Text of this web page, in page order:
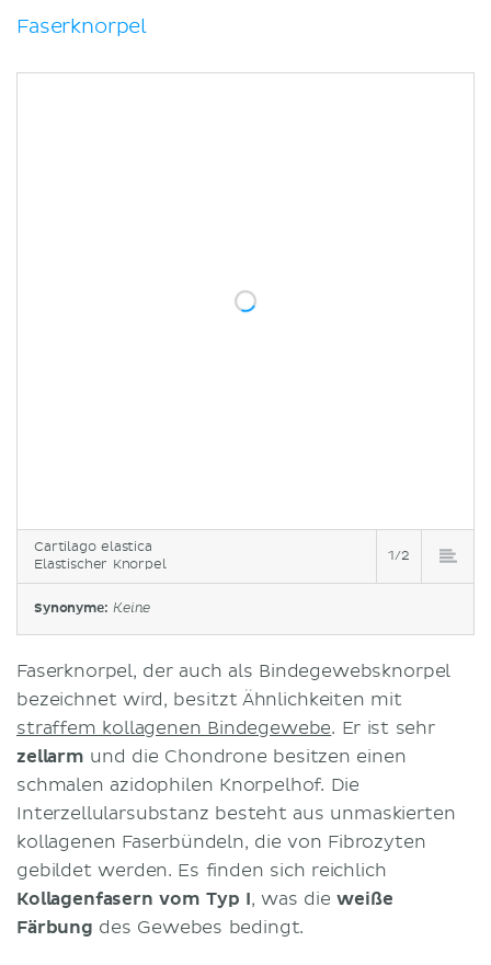
Faserknorpel
Cartilago elastica
Elastischer Knorpel
1/2
Synonyme: Keine
Faserknorpel, der auch als Bindegewebsknorpel
bezeichnet wird, besitzt Ähnlichkeiten mit
straffem kollagenen Bindegewebe. Er ist sehr
zellarm und die Chondrone besitzen einen
schmalen azidophilen Knorpelhof. Die
Interzellularsubstanz besteht aus unmaskierten
kollagenen Faserbündeln, die von Fibrozyten
gebildet werden. Es finden sich reichlich
Kollagenfasern vom Typ I, was dieweiße
Färbung des Gewebes bedingt.